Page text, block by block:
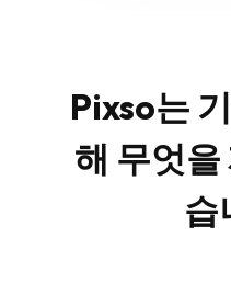
Pixso는
해 무엇을
습